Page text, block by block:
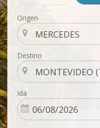
Origen
Destino
Ida